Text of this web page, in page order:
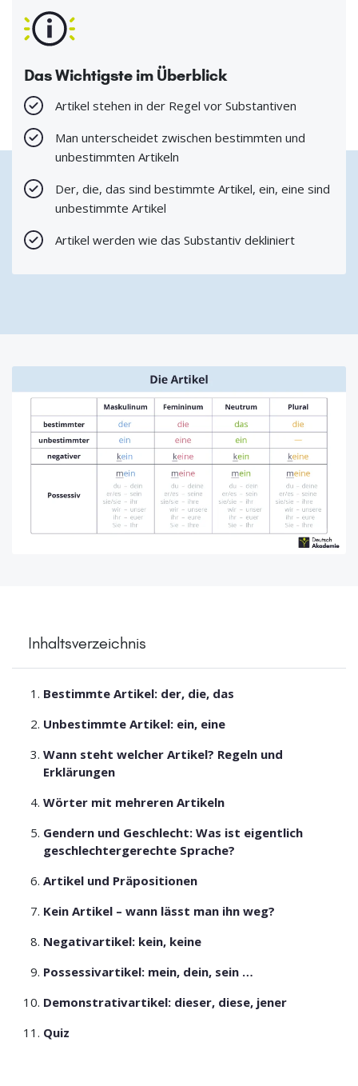
Das Wichtigste im Überblick
Artikel stehen in der Regel vor Substantiven
Man unterscheidet zwischen bestimmten und
unbestimmten Artikeln
Der, die, das sind bestimmte Artikel, ein, eine sind
unbestimmte Artikel
Artikel werden wie das Substantiv dekliniert
Inhaltsverzeichnis
Bestimmte Artikel: der, die, das
Unbestimmte Artikel: ein, eine
Wann steht welcher Artikel? Regeln und
Erklärungen
Wörter mit mehreren Artikeln
Gendern und Geschlecht: Was ist eigentlich
geschlechtergerechte Sprache?
Artikel und Präpositionen
Kein Artikel – wann lässt man ihn weg?
Negativartikel: kein, keine
Possessivartikel: mein, dein, sein …
Demonstrativartikel: dieser, diese, jener
Quiz